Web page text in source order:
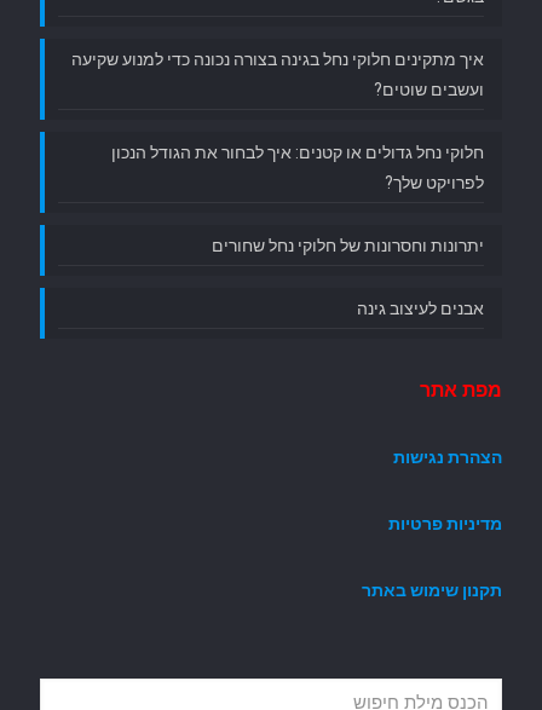
איך מתקינים חלוקי נחל בגינה בצורה נכונה כדי למנוע שקיעה
ועשבים שוטים?
חלוקי נחל גדולים או קטנים: איך לבחור את הגודל הנכון
לפרויקט שלך?
יתרונות וחסרונות של חלוקי נחל שחורים
אבנים לעיצוב גינה
מפת אתר
הצהרת נגישות
מדיניות פרטיות
תקנון שימוש באתר